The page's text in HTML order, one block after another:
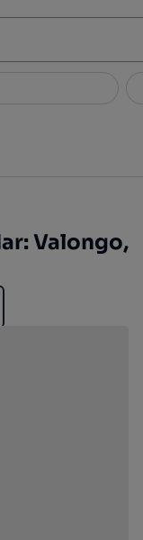
Valongo,